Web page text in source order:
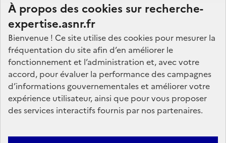
À propos des cookies sur recherche-
expertise.asnr.fr
Bienvenue ! Ce site utilise des cookies pour mesurer la
fréquentation du site afin d’en améliorer le
fonctionnement et l’administration et, avec votre
accord, pour évaluer la performance des campagnes
d’informations gouvernementales et améliorer votre
expérience utilisateur, ainsi que pour vous proposer
des services interactifs fournis par nos partenaires.
Nos marchés
Nos offres d'emploi
FAQ
Glossaire